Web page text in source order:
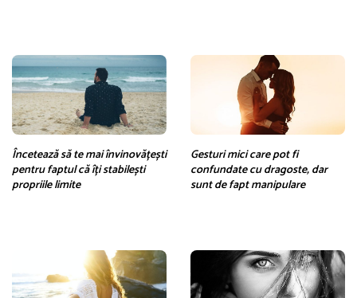
Încetează să te mai învinovățești
pentru faptul că îți stabilești
propriile limite
Gesturi mici care pot fi
confundate cu dragoste, dar
sunt de fapt manipulare